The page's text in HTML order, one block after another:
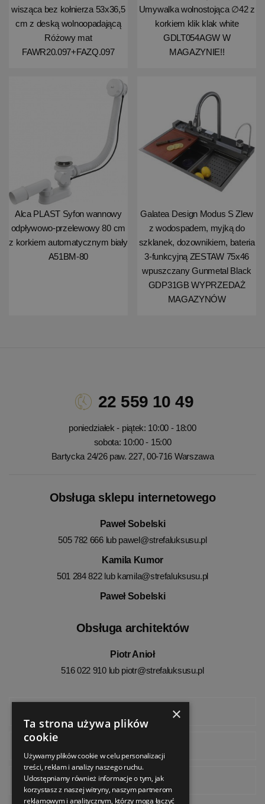
wisząca bez kołnierza 53x36,5
cm z deską wolnoopadającą
Różowy mat
FAWR20.097+FAZQ.097
Umywalka wolnostojąca ∅42 z
korkiem klik klak white
GDLT054AGW W
MAGAZYNIE!!
Alca PLAST Syfon wannowy
odpływowo-przelewowy 80 cm
z korkiem automatycznym biały
A51BM-80
Galatea Design Modus S Zlew
z wodospadem, myjką do
szklanek, dozownikiem, bateria
3-funkcyjną ZESTAW 75x46
wpuszczany Gunmetal Black
GDP31GB WYPRZEDAŻ
MAGAZYNÓW
22 559 10 49
poniedziałek - piątek: 10:00 - 18:00
sobota: 10:00 - 15:00
Bartycka 24/26 paw. 227, 00-716 Warszawa
Obsługa sklepu internetowego
Paweł Sobelski
505 782 666 lub pawel@strefaluksusu.pl
Kamila Kumor
501 284 822 lub kamila@strefaluksusu.pl
Paweł Sobelski
Obsługa architektów
Piotr Anioł
516 022 910 lub piotr@strefaluksusu.pl
Pinterest
×
Ta strona używa plików
cookie
Używamy plików cookie w celu personalizacji
treści, reklam i analizy naszego ruchu.
Udostępniamy również informacje o tym, jak
korzystasz z naszej witryny, naszym partnerom
reklamowym i analitycznym, którzy mogą łączyć